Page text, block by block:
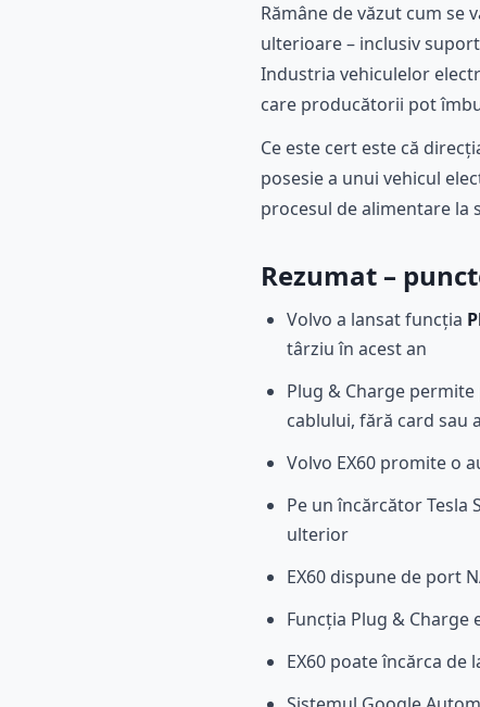
Rămâne de văzut cum se
ulterioare – inclusiv
Industria vehiculelor
care producătorii pot
Ce este cert este că
posesie a unui vehicul
procesul de alimentare la
Rezumat –
Volvo a lansat funcția
târziu în acest an
Plug & Charge
cablului, fără card sau
Volvo EX60 promite o
Pe un încărcător Tesla
ulterior
EX60 dispune de port
Funcția Plug & Charge
EX60 poate încărca de